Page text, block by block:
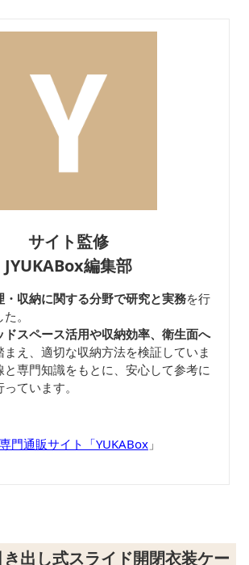
サイト監修
JYUKABox編集部
・収納に関する分野で研究と実務を行
。
ドスペース活用や収納効率、衛生面へ
まえ、適切な収納方法を検証していま
専門知識をもとに、安心して参考に
ています。
門通販サイト「YUKABox 」
出し式スライド開閉衣装ケー